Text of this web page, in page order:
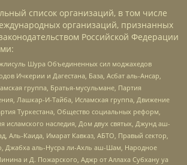
список организаций, в том числе
организаций, признанных
Российской Федерации
Шура Объединенных сил моджахедов
Ичкерии и Дагестана, База, Асбат аль-Ансар,
группа, Братья-мусульмане, Партия
Лашкар-И-Тайба, Исламская группа, Движение
Туркестана, Общество социальных реформ,
исламского наследия, Дом двух святых, Джунд аш-
Аль-Каида, Имарат Кавказ, АБТО, Правый сектор,
Джабха аль-Нусра ли-Ахль аш-Шам, Народное
и Д. Пожарского, Аджр от Аллаха Субхану уа